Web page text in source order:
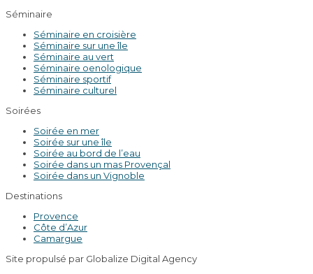
Séminaire
Séminaire en croisière
Séminaire sur une île
Séminaire au vert
Séminaire oenologique
Séminaire sportif
Séminaire culturel
Soirées
Soirée en mer
Soirée sur une île
Soirée au bord de l’eau
Soirée dans un mas Provençal
Soirée dans un Vignoble
Destinations
Provence
Côte d’Azur
Camargue
Site propulsé par Globalize Digital Agency